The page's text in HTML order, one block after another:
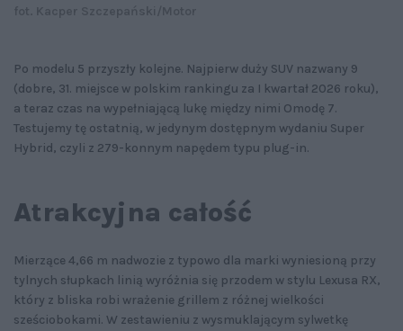
Po modelu 5 przyszły kolejne. Najpierw duży SUV nazwany 9
(dobre, 31. miejsce w polskim rankingu za I kwartał 2026 roku),
a teraz czas na wypełniającą lukę między nimi Omodę 7.
Testujemy tę ostatnią, w jedynym dostępnym wydaniu Super
Hybrid, czyli z 279-konnym napędem typu plug-in.
Atrakcyjna całość
Mierzące 4,66 m nadwozie z typowo dla marki wyniesioną przy
tylnych słupkach linią wyróżnia się przodem w stylu Lexusa RX,
który z bliska robi wrażenie grillem z różnej wielkości
sześciobokami. W zestawieniu z wysmuklającym sylwetkę